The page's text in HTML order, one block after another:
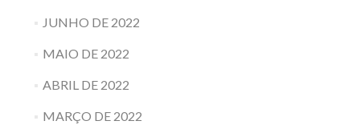
JUNHO DE 2022
MAIO DE 2022
ABRIL DE 2022
MARÇO DE 2022